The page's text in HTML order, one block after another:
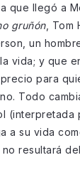
que llegó a
gruñón, Tom
un
vida; y que
para
Todo
(interpretada
a su vida
resultará